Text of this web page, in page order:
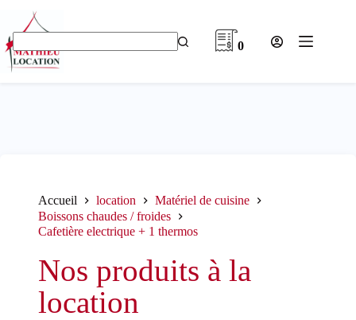
contenu
Aucun
résultat
0
Accueil location
Matériel de cuisine
Boissons chaudes / froides
Cafetière electrique + 1 thermos
Nos produits à la
location